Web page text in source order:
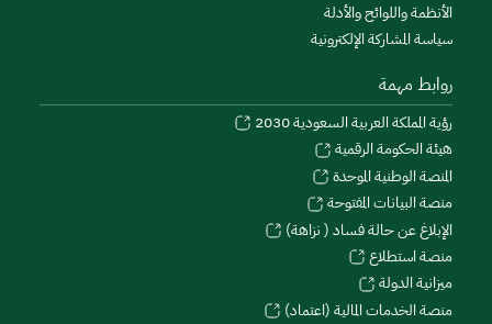
الأنظمة واللوائح والأدلة
سياسة المشاركة الإلكترونية
روابط مهمة
رؤية المملكة العربية السعودية 2030
هيئة الحكومة الرقمية
المنصة الوطنية الموحدة
منصة البيانات المفتوحة
الإبلاغ عن حالة فساد ( نزاهة)
منصة استطلاع
ميزانية الدولة
منصة الخدمات المالية (اعتماد)